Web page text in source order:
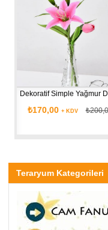
Dekoratif Simple Yağmur Damlası Cam Vazo
+ KDV ₺200,00
Teraryum Kategorileri